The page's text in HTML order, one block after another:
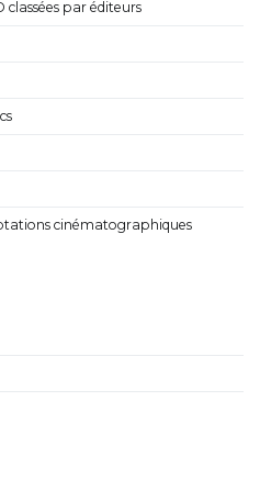
classées par éditeurs
cinématographiques